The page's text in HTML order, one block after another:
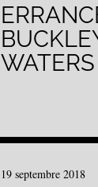
WATERS
19 septembre 2018